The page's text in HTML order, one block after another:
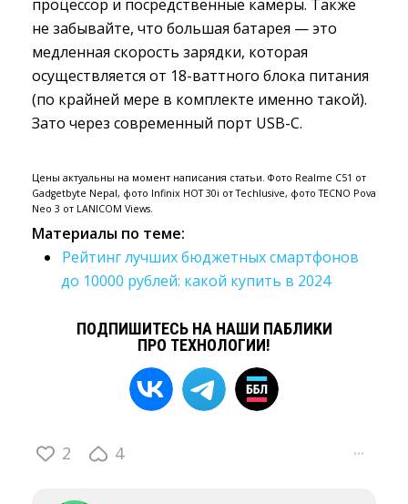
процессор и посредственные камеры. Также
не забывайте, что большая батарея — это
медленная скорость зарядки, которая
осуществляется от 18-ваттного блока питания
(по крайней мере в комплекте именно такой).
Зато через современный порт USB-C.
Цены актуальны на момент написания статьи. Фото Realme C51 от
Gadgetbyte Nepal, фото Infinix HOT 30i от Techlusive, фото TECNO Pova
Neo 3 от LANICOM Views.
Материалы по теме:
Рейтинг лучших бюджетных смартфонов
до 10000 рублей: какой купить в 2024
ПОДПИШИТЕСЬ НА НАШИ ПАБЛИКИ
ПРО ТЕХНОЛОГИИ!
2 4 ···